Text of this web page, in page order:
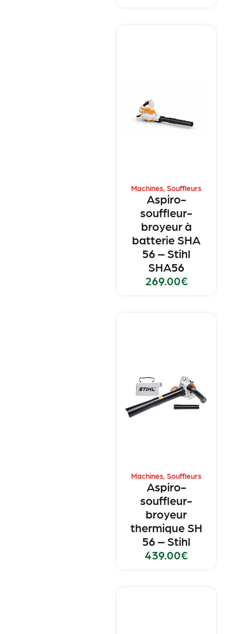
Machines,Souffleurs
Aspiro-
souffleur-
broyeur à
batterie SHA
56 – Stihl
SHA56
269.00€
Machines,Souffleurs
Aspiro-
souffleur-
broyeur
thermique SH
56 – Stihl
439.00€